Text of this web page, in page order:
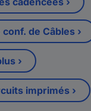
de Câbles ›
›
imprimés ›